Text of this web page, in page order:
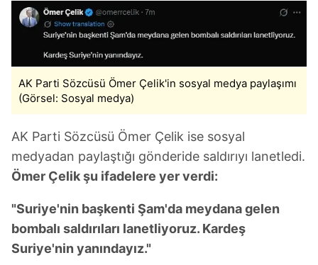
AK Parti Sözcüsü Ömer Çelik'in sosyal medya paylaşımı
(Görsel: Sosyal medya)
AK Parti Sözcüsü Ömer Çelik ise sosyal
medyadan paylaştığı gönderide saldırıyı lanetledi.
Ömer Çelik şu ifadelere yer verdi:
"Suriye'nin başkenti Şam'da meydana gelen
bombalı saldırıları lanetliyoruz. Kardeş
Suriye'nin yanındayız."